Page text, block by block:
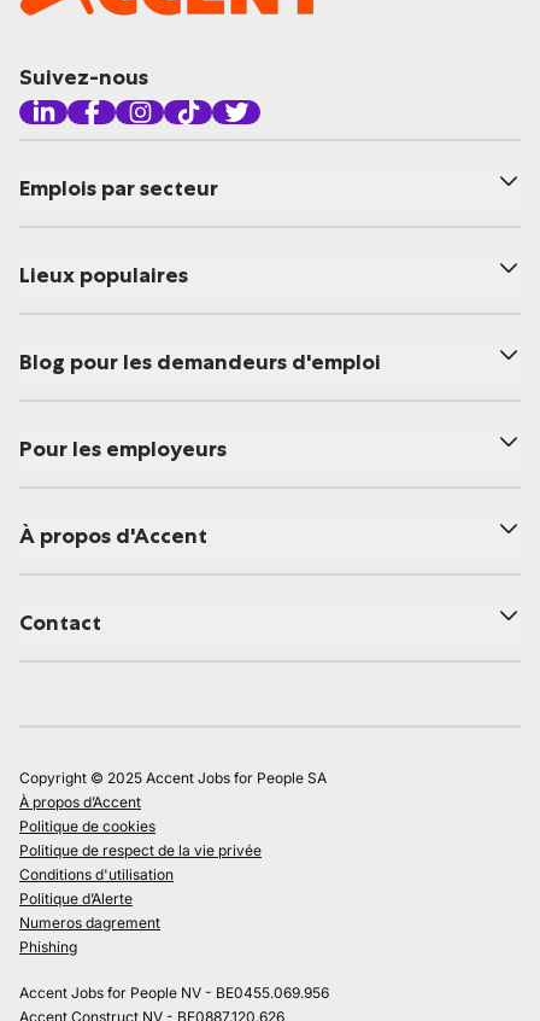
Suivez-nous
Emplois par secteur
Lieux populaires
Blog pour les demandeurs d'emploi
Pour les employeurs
À propos d'Accent
Contact
Copyright © 2025 Accent Jobs for People SA
À propos d’Accent
Politique de cookies
Politique de respect de la vie privée
Conditions d'utilisation
Politique d’Alerte
Numeros dagrement
Phishing
Accent Jobs for People NV - BE0455.069.956
Accent Construct NV - BE0887.120.626